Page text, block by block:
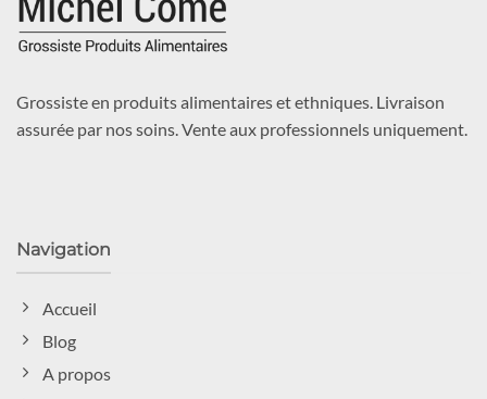
Grossiste en produits alimentaires et ethniques. Livraison
assurée par nos soins. Vente aux professionnels uniquement.
Navigation
Accueil
Blog
A propos